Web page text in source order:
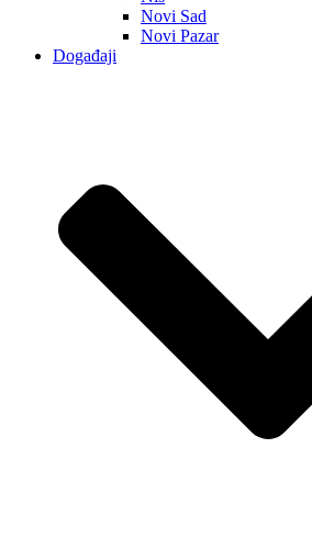
Novi Sad
Novi Pazar
Događaji